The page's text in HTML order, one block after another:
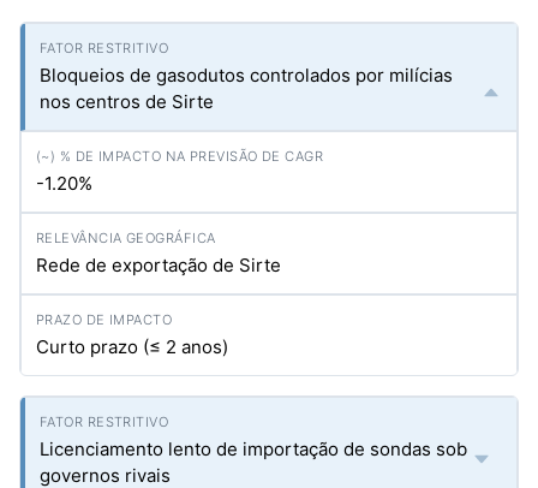
Bloqueios de gasodutos controlados por milícias
nos centros de Sirte
-1.20%
Rede de exportação de Sirte
Curto prazo (≤ 2 anos)
Licenciamento lento de importação de sondas sob
governos rivais